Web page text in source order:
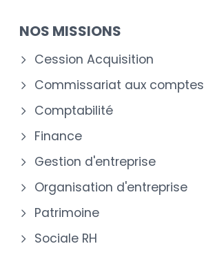
NOS MISSIONS
Cession Acquisition
Commissariat aux comptes
Comptabilité
Finance
Gestion d'entreprise
Organisation d'entreprise
Patrimoine
Sociale RH